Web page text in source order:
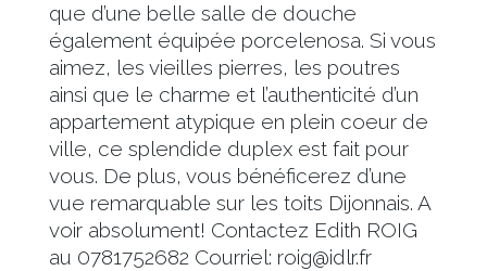
que d’une belle salle de douche
également équipée porcelenosa. Si vous
aimez, les vieilles pierres, les poutres
ainsi que le charme et l’authenticité d’un
appartement atypique en plein coeur de
ville, ce splendide duplex est fait pour
vous. De plus, vous bénéficerez d’une
vue remarquable sur les toits Dijonnais. A
voir absolument! Contactez Edith ROIG
au 0781752682 Courriel: roig@idlr.fr